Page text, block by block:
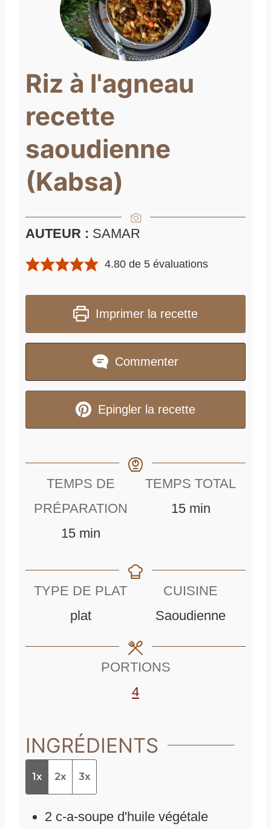
Riz à l'agneau
recette
saoudienne
(Kabsa)
AUTEUR : SAMAR
4.80 de 5 évaluations
Imprimer la recette
Commenter
Epingler la recette
TEMPS DE
PRÉPARATION
15m
u
min
TEMPS TOTAL
15mmin
TYPE DE PLAT
plat
CUISINE
Saoudienne
PORTIONS
4
INGRÉDIENTS
1x 2x 3x
2 c-a-soupe d'huile végétale